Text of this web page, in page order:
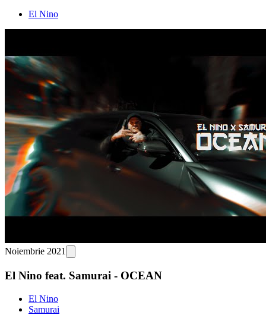
El Nino
Noiembrie 2021
El Nino feat. Samurai - OCEAN
El Nino
Samurai